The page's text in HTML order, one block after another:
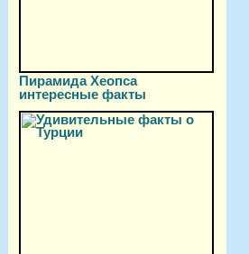
Пирамида Хеопса
интересные факты